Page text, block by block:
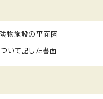
物施設の平面図
いて記した書面